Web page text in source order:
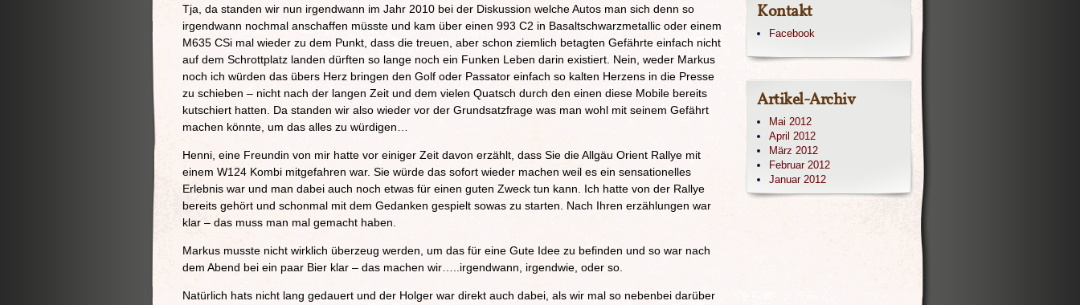
Tja, da standen wir nun irgendwann im Jahr 2010 bei der Diskussion welche Autos man sich denn so
irgendwann nochmal anschaffen müsste und kam über einen 993 C2 in Basaltschwarzmetallic oder einem
M635 CSi mal wieder zu dem Punkt, dass die treuen, aber schon ziemlich betagten Gefährte einfach nicht
auf dem Schrottplatz landen dürften so lange noch ein Funken Leben darin existiert. Nein, weder Markus
noch ich würden das übers Herz bringen den Golf oder Passator einfach so kalten Herzens in die Presse
zu schieben – nicht nach der langen Zeit und dem vielen Quatsch durch den einen diese Mobile bereits
kutschiert hatten. Da standen wir also wieder vor der Grundsatzfrage was man wohl mit seinem Gefährt
machen könnte, um das alles zu würdigen…
Henni, eine Freundin von mir hatte vor einiger Zeit davon erzählt, dass Sie die Allgäu Orient Rallye mit
einem W124 Kombi mitgefahren war. Sie würde das sofort wieder machen weil es ein sensationelles
Erlebnis war und man dabei auch noch etwas für einen guten Zweck tun kann. Ich hatte von der Rallye
bereits gehört und schonmal mit dem Gedanken gespielt sowas zu starten. Nach Ihren erzählungen war
klar – das muss man mal gemacht haben.
Markus musste nicht wirklich überzeug werden, um das für eine Gute Idee zu befinden und so war nach
dem Abend bei ein paar Bier klar – das machen wir…..irgendwann, irgendwie, oder so.
Natürlich hats nicht lang gedauert und der Holger war direkt auch dabei, als wir mal so nebenbei darüber
Kontakt
Facebook
Artikel-Archiv
Mai 2012
April 2012
März 2012
Februar 2012
Januar 2012